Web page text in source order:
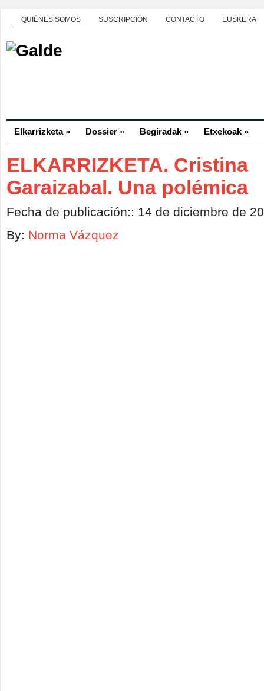
QUIÉNES SOMOS SUSCRIPCIÓN CONTACTO EUSKERA
Elkarrizketa» Dossier » Begiradak » Etxekoak »
ELKARRIZKETA. Cristina
Garaizabal. Una polémica
Fecha de publicación:: 14 de diciembre de
By: Norma Vázquez